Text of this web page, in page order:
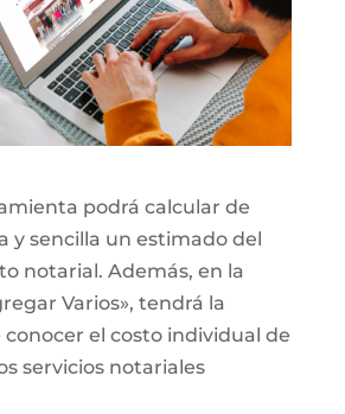
podrá calcular de
y sencilla un estimado del
notarial. Además, en la
Varios», tendrá la
el costo individual de
servicios notariales